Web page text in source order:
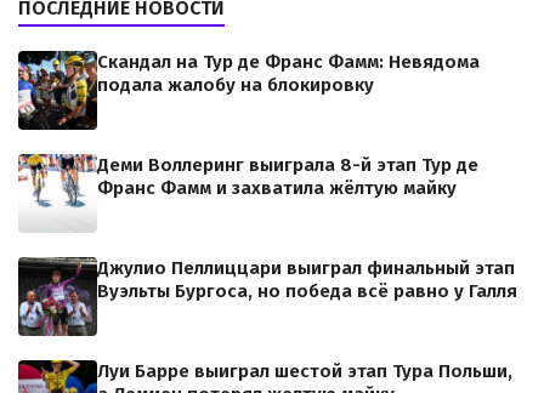
ПОСЛЕДНИЕ НОВОСТИ
Скандал на Тур де Франс Фамм: Невядома
подала жалобу на блокировку
Деми Воллеринг выиграла 8-й этап Тур де
Франс Фамм и захватила жёлтую майку
Джулио Пеллиццари выиграл финальный этап
Вуэльты Бургоса, но победа всё равно у Галля
Луи Барре выиграл шестой этап Тура Польши,